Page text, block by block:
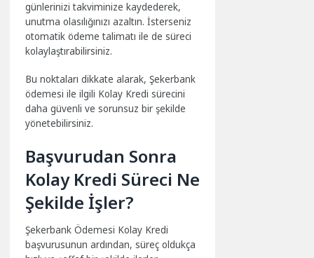
günlerinizi takviminize kaydederek,
unutma olasılığınızı azaltın. İsterseniz
otomatik ödeme talimatı ile de süreci
kolaylaştırabilirsiniz.
Bu noktaları dikkate alarak, Şekerbank
ödemesi ile ilgili Kolay Kredi sürecini
daha güvenli ve sorunsuz bir şekilde
yönetebilirsiniz.
Başvurudan Sonra
Kolay Kredi Süreci Ne
Şekilde İşler?
Şekerbank Ödemesi Kolay Kredi
başvurusunun ardından, süreç oldukça